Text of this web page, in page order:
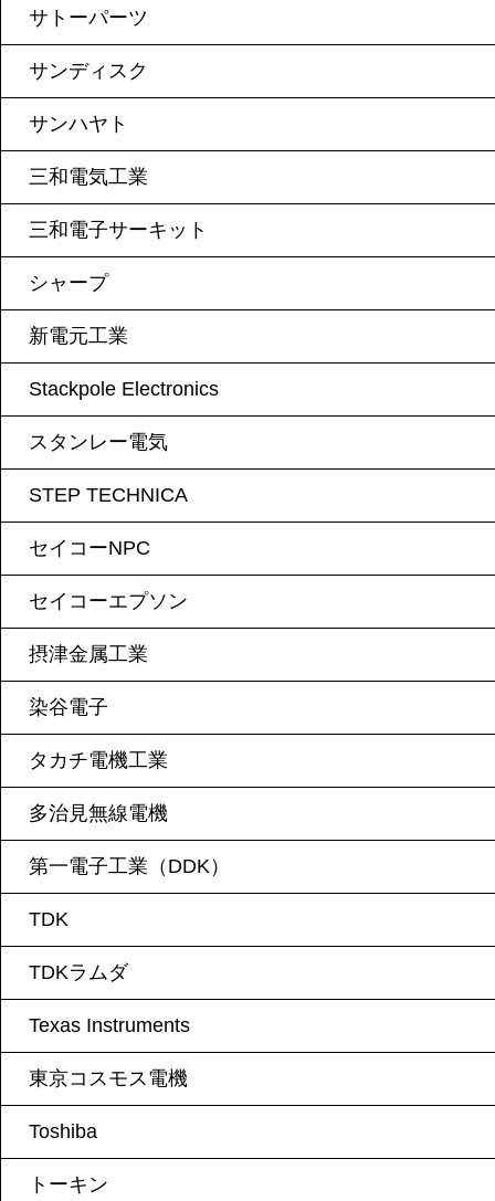
サトーパーツ
サンディスク
サンハヤト
三和電気工業
三和電子サーキット
シャープ
新電元工業
Stackpole Electronics
スタンレー電気
STEP TECHNICA
セイコーNPC
セイコーエプソン
摂津金属工業
染谷電子
タカチ電機工業
多治見無線電機
第一電子工業（DDK）
TDK
TDKラムダ
Texas Instruments
東京コスモス電機
Toshiba
トーキン